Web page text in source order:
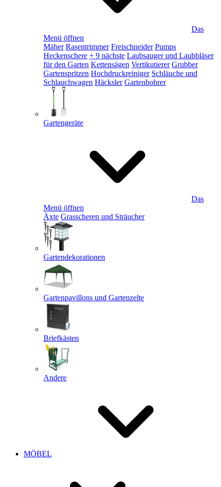
Das
Menü öffnen
Mäher Rasentrimmer Freischneider Pumps
Heckenschere + 9 nächste Laubsauger und Laubbläser
für den Garten Kettensägen Vertikutierer Grubber
Gartenspritzen Hochdruckreiniger Schläuche und
Schlauchwagen Häcksler Gartenbohrer
Gartengeräte
Das
Menü öffnen
Äxte Grasscheren und Sträucher
Gartendekorationen
Gartenpavillons und Gartenzelte
Briefkästen
Andere
MÖBEL